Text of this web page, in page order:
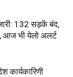
132 सड़कें बंद,
आज भी येलो अलर्ट
कार्यकारिणी